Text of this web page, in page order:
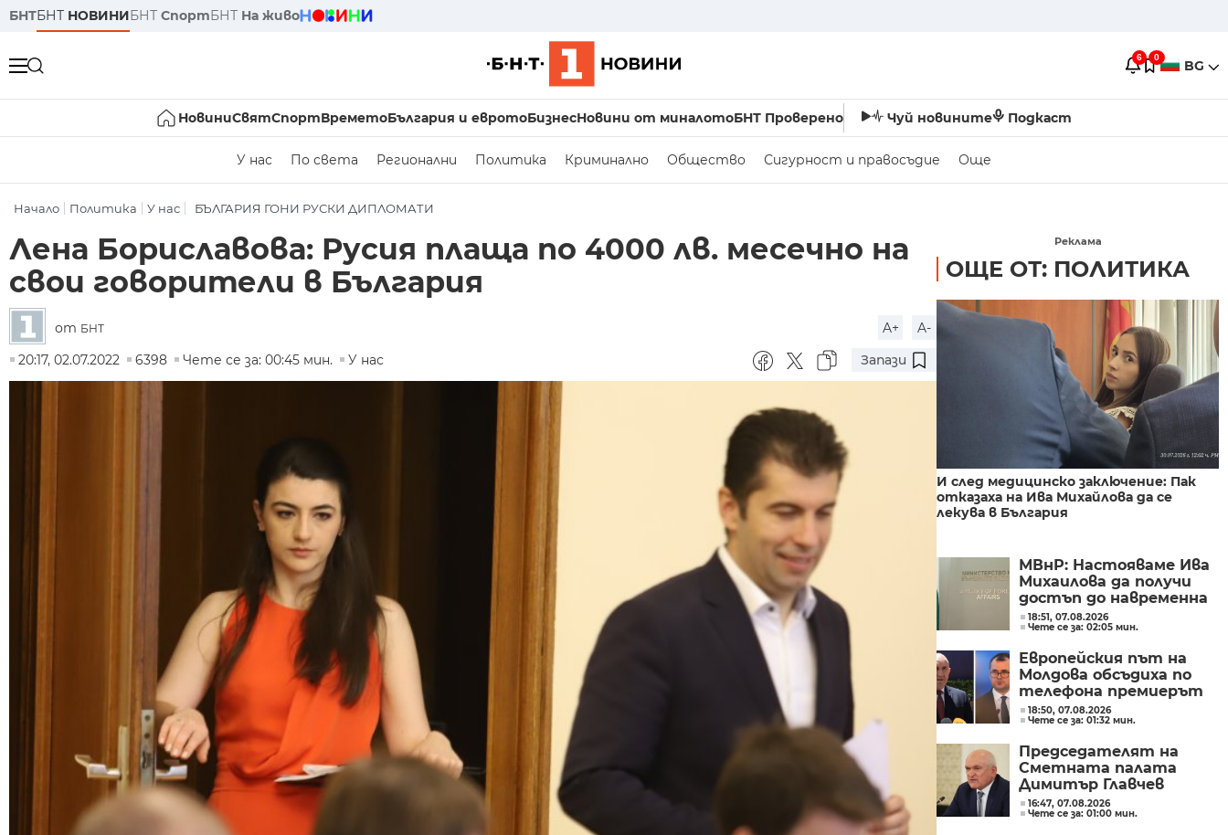
БНТБНТ НОВИНИБНТ СпортБНТ На живо
6 0 BG
НовиниСвятСпортВреметоБългария и евротоБизнесНовини от миналотоБНТ Проверено Чуй новините Подкаст
У нас По света Регионални Политика Криминално Общество Сигурност и правосъдие Още
Начало Политика У нас БЪЛГАРИЯ ГОНИ РУСКИ ДИПЛОМАТИ
Лена Бориславова: Русия плаща по 4000 лв. месечно на
свои говорители в България
от БНТ A+
A-
20:17, 02.07.2022
6398 Чете се за: 00:45 мин. У нас Запази
Реклама
ОЩЕ ОТ: ПОЛИТИКА
И след медицинско заключение: Пак
отказаха на Ива Михайлова да се
лекува в България
МВнР: Настояваме Ива
Михаилова да получи
достъп до навременна
и адекватна
медицинска грижа
18:51, 07.08.2026
Чете се за: 02:05 мин.
Европейския път на
Молдова обсъдиха по
телефона премиерът
Радев и молдовският
му колега Тофан
18:50, 07.08.2026
Чете се за: 01:32 мин.
Председателят на
Сметната палата
Димитър Главчев
проверява служебния
премиер Димитър
16:47, 07.08.2026
Чете се за: 01:00 мин.